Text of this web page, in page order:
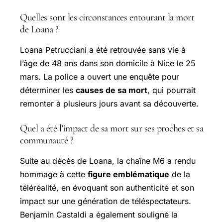
Quelles sont les circonstances entourant la mort
de Loana ?
Loana Petrucciani a été retrouvée sans vie à
l’âge de 48 ans dans son domicile à Nice le 25
mars. La police a ouvert une enquête pour
déterminer les causes de sa mort, qui pourrait
remonter à plusieurs jours avant sa découverte.
Quel a été l’impact de sa mort sur ses proches et sa
communauté ?
Suite au décès de Loana, la chaîne M6 a rendu
hommage à cette figure emblématique de la
téléréalité, en évoquant son authenticité et son
impact sur une génération de téléspectateurs.
Benjamin Castaldi a également souligné la